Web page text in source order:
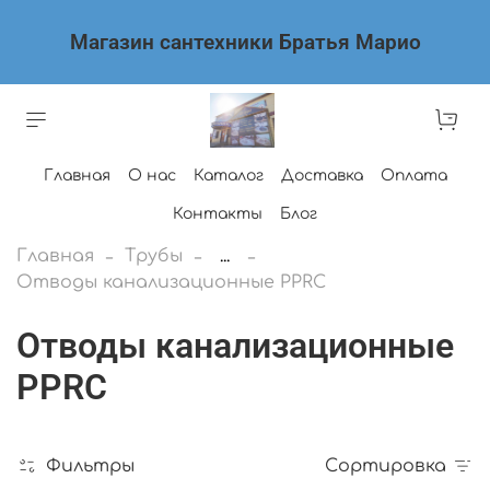
Магазин сантехники Братья Марио
Главная О нас Каталог Доставка Оплата
Контакты Блог
Главная Трубы
...
Отводы канализационные PPRC
Отводы канализационные
PPRC
Фильтры Сортировка